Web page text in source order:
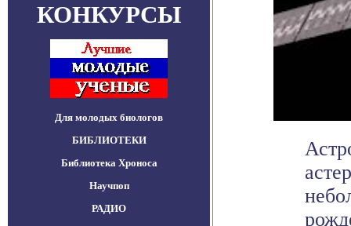
КОНКУРСЫ
Для молодых биологов
БИБЛИОТЕКИ
Библиотека Хроноса
Научпоп
РАДИО